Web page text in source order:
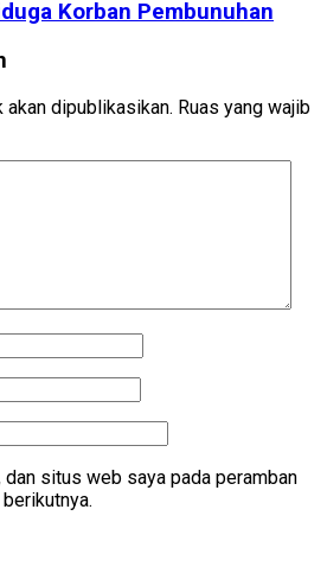
Korban Pembunuhan
akan dipublikasikan. Ruas yang wajib
dan situs web saya pada peramban